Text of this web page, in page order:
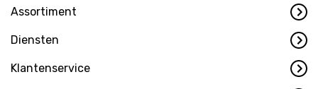
Assortiment
Diensten
Klantenservice